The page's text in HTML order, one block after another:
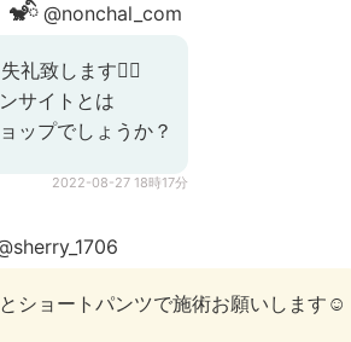
🐒ིྀ@nonchal_com
礼致します🙇‍♀️
サイトとは
ップでしょうか？
2022-08-27 18時17分
ショートパンツで施術お願いします☺️